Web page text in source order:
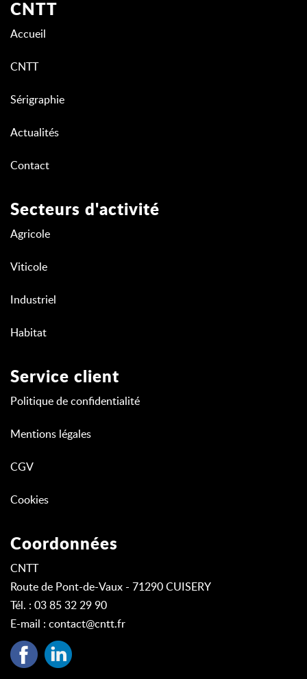
CNTT
Accueil
CNTT
Sérigraphie
Actualités
Contact
Secteurs d'activité
Agricole
Viticole
Industriel
Habitat
Service client
Politique de confidentialité
Mentions légales
CGV
Cookies
Coordonnées
CNTT
Route de Pont-de-Vaux - 71290 CUISERY
Tél. : 03 85 32 29 90
E-mail : contact@cntt.fr